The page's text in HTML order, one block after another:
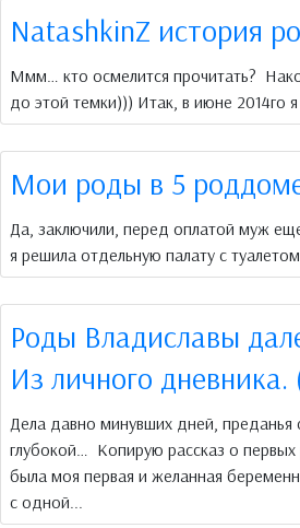
NatashkinZ история
Ммм… кто осмелится прочитать?
до этой темки))) Итак, в июне 2014го
Мои роды в 5
Да, заключили, перед оплатой муж
я решила отдельную палату с
Роды Владиславы
Из личного дневника.
Дела давно минувших дней, преданья
глубокой… Копирую рассказ о
была моя первая и желанная
с одной...